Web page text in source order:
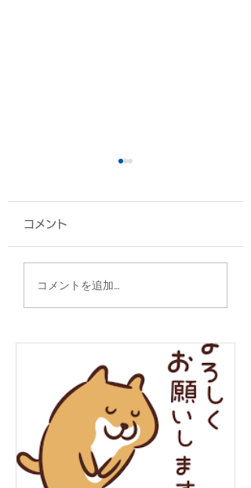
扇子/陸上自衛隊 八重
瀬分屯地 様
コメント
コメントを追加…